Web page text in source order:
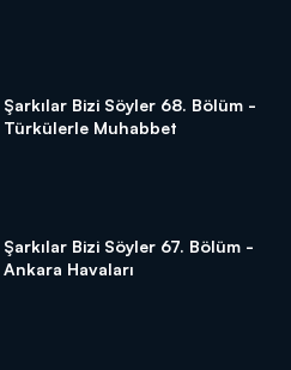
Şarkılar Bizi Söyler 68. Bölüm -
Türkülerle Muhabbet
Şarkılar Bizi Söyler 67. Bölüm -
Ankara Havaları